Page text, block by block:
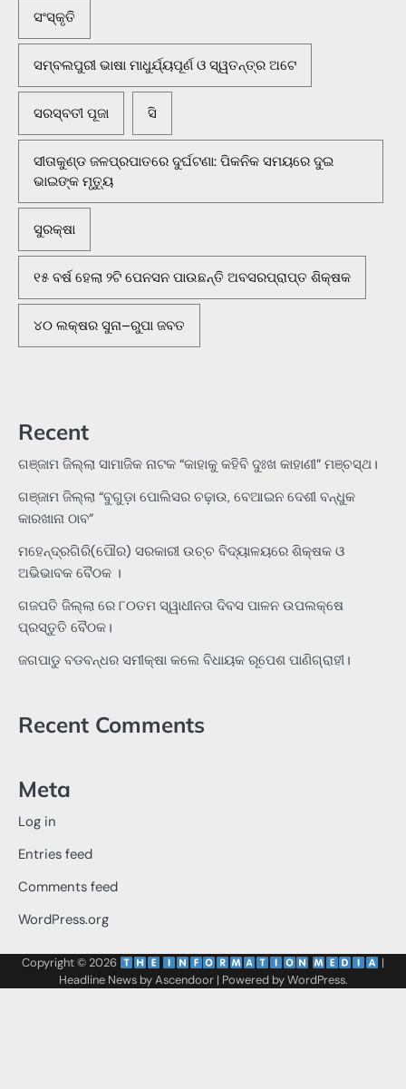
ସଂସ୍କୃତି
ସମ୍ବଲପୁରୀ ଭାଷା ମାଧୁର୍ଯ୍ୟପୂର୍ଣ ଓ ସ୍ୱତନ୍ତ୍ର ଅଟେ
ସରସ୍ବତୀ ପୂଜା ସି
ସୀତାକୁଣ୍ଡ ଜଳପ୍ରପାତରେ ଦୁର୍ଘଟଣା: ପିକନିକ ସମୟରେ ଦୁଇ
ଭାଇଙ୍କ ମୃତ୍ୟୁ
ସୁରକ୍ଷା
୧୫ ବର୍ଷ ହେଲା ୨ଟି ପେନସନ ପାଉଛନ୍ତି ଅବସରପ୍ରାପ୍ତ ଶିକ୍ଷକ
୪୦ ଲକ୍ଷର ସୁନା–ରୁପା ଜବତ
Recent
ଗଞ୍ଜାମ ଜିଲ୍ଲା ସାମାଜିକ ନାଟକ “କାହାକୁ କହିବି ଦୁଃଖ କାହାଣୀ” ମଞ୍ଚସ୍ଥ।
ଗଞ୍ଜାମ ଜିଲ୍ଲା “ବୁଗୁଡ଼ା ପୋଲିସର ଚଢ଼ାଉ, ବେଆଇନ ଦେଶୀ ବନ୍ଧୁକ
କାରଖାନା ଠାବ”
ମହେନ୍ଦ୍ରଗିରି(ପୌର) ସରକାରୀ ଉଚ୍ଚ ବିଦ୍ୟାଳୟରେ ଶିକ୍ଷକ ଓ
ଅଭିଭାବକ ବୈଠକ ।
ଗଜପତି ଜିଲ୍ଲା ରେ ୮୦ତମ ସ୍ୱାଧୀନତା ଦିବସ ପାଳନ ଉପଲକ୍ଷେ
ପ୍ରସ୍ତୁତି ବୈଠକ।
ଜଗପାଡୁ ବଡବନ୍ଧର ସମୀକ୍ଷା କଲେ ବିଧାୟକ ରୂପେଶ ପାଣିଗ୍ରାହୀ।
Recent Comments
Meta
Log in
Entries feed
Comments feed
WordPress.org
Copyright © 2026
|
Headline News byAscendoor| Powered byWordPress.